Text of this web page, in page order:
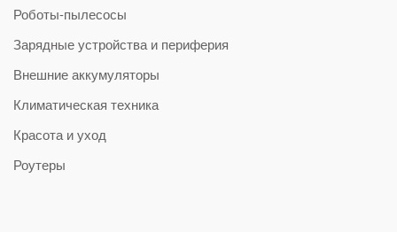
Роботы-пылесосы
Зарядные устройства и периферия
Внешние аккумуляторы
Климатическая техника
Красота и уход
Роутеры